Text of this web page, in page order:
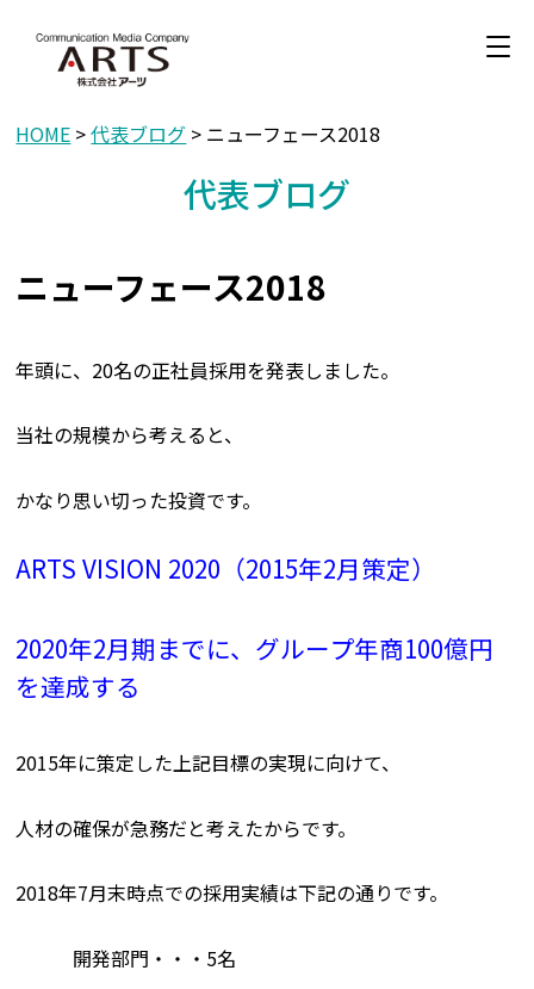
HOME >代表ブログ > ニューフェース2018
代表ブログ
ニューフェース2018
年頭に、20名の正社員採用を発表しました。
当社の規模から考えると、
かなり思い切った投資です。
ARTS VISION 2020（2015年2月策定）
2020年2月期までに、グループ年商100億円
を達成する
2015年に策定した上記目標の実現に向けて、
人材の確保が急務だと考えたからです。
2018年7月末時点での採用実績は下記の通りです。
開発部門・・・5名